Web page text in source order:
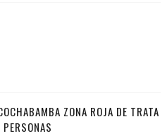
ZONA ROJA DE TRATA